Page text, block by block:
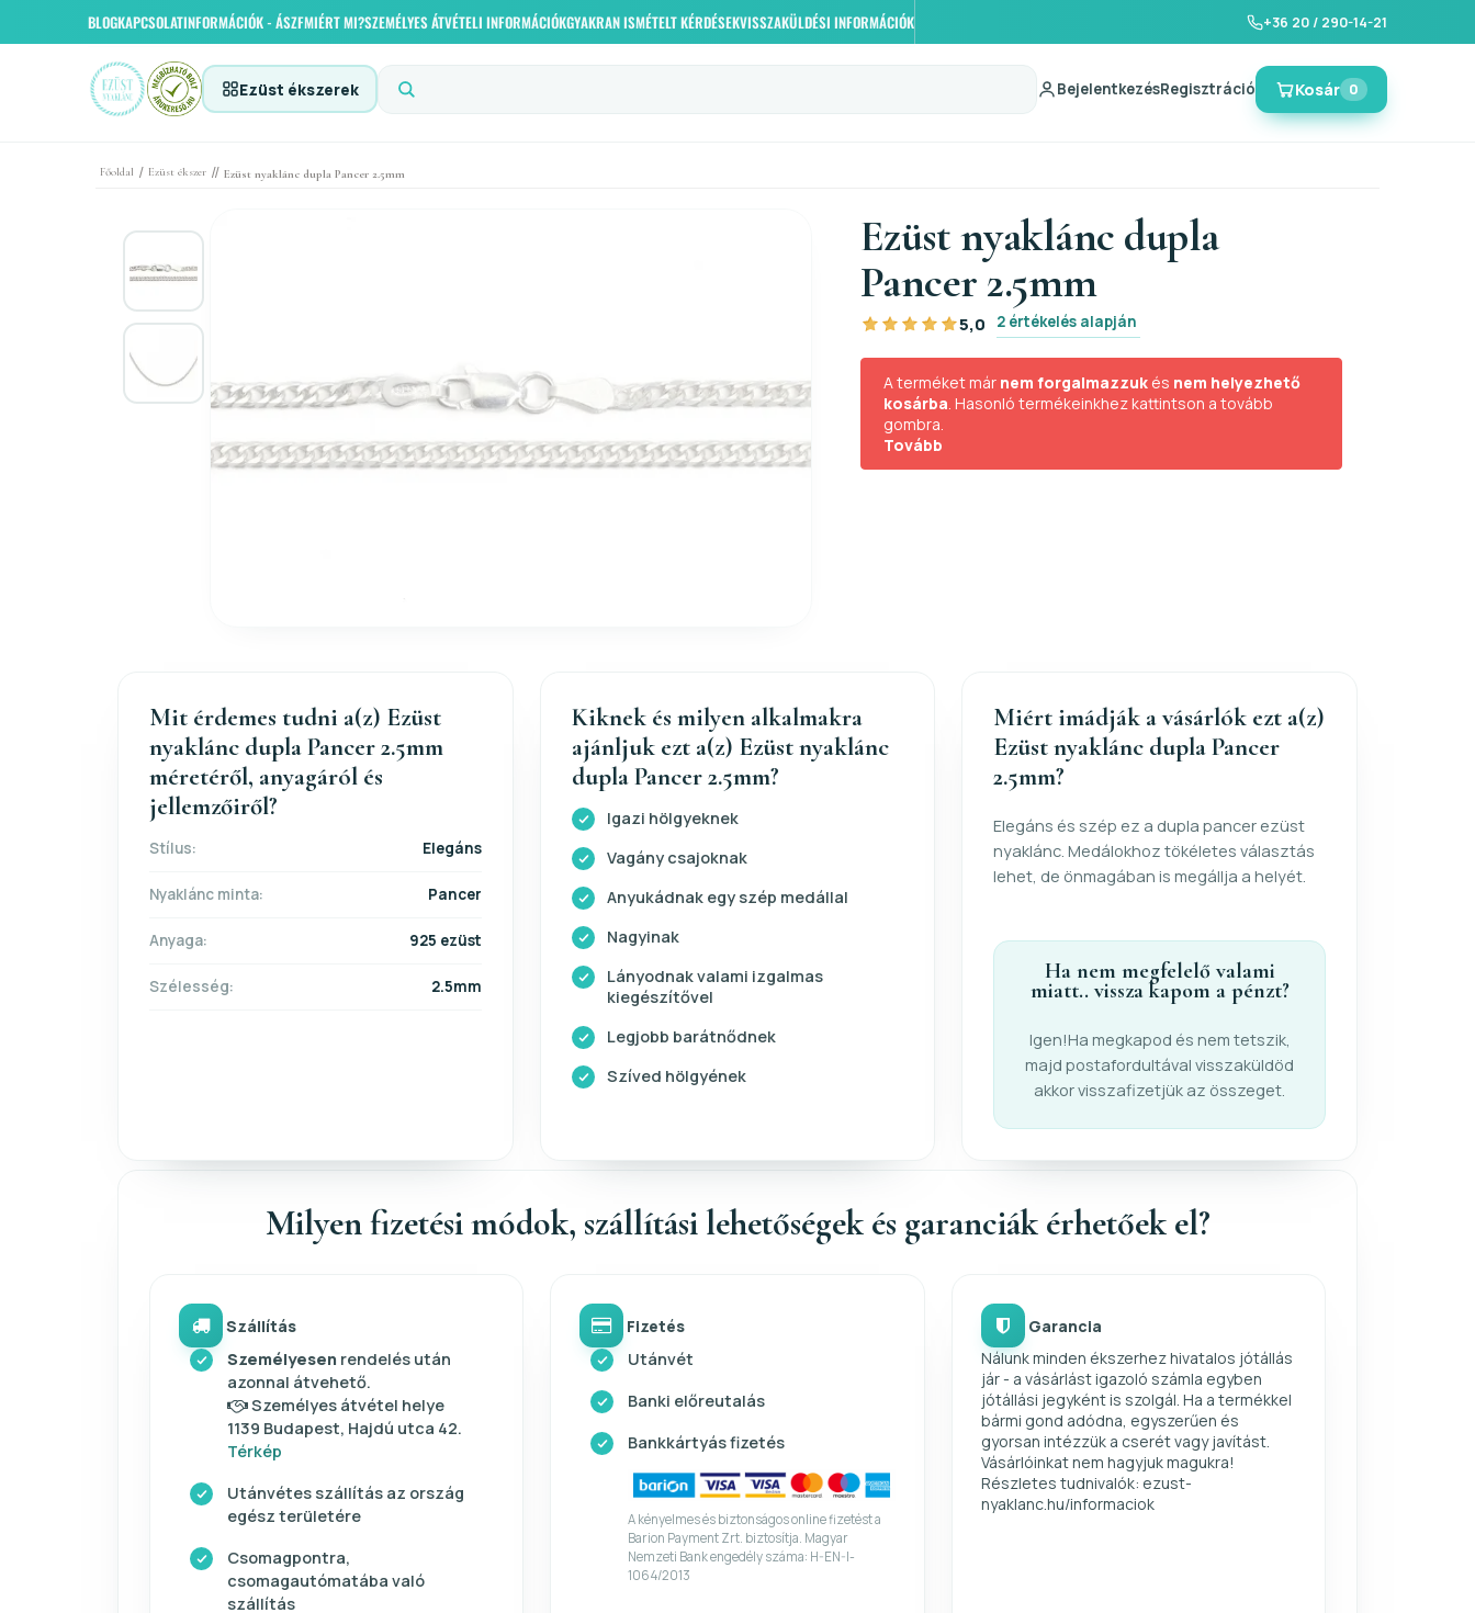
BLOGKAPCSOLATINFORMÁCIÓK - ÁSZFMIÉRT MI?SZEMÉLYES ÁTVÉTELI INFORMÁCIÓKGYAKRAN ISMÉTELT KÉRDÉSEKVISSZAKÜLDÉSI INFORMÁCIÓK +36 20 / 290-14-21
Ezüst ékszerek BejelentkezésRegisztráció Kosár 0
Főoldal / Ezüst ékszer // Ezüst nyaklánc dupla Pancer 2.5mm
Ezüst nyaklánc dupla
Pancer 2.5mm
5,0 2 értékelés alapján
A terméket már nem forgalmazzukés nem helyezhető
kosárba. Hasonló termékeinkhez kattintson a tovább
gombra.
Tovább
Mit érdemes tudni a(z) Ezüst
nyaklánc dupla Pancer 2.5mm
méretéről, anyagáról és
jellemzőiről?
Stílus: Elegáns
Nyaklánc minta: Pancer
Anyaga: 925 ezüst
Szélesség: 2.5mm
Kiknek és milyen alkalmakra
ajánljuk ezt a(z) Ezüst nyaklánc
dupla Pancer 2.5mm?
Igazi hölgyeknek
Vagány csajoknak
Anyukádnak egy szép medállal
Nagyinak
Lányodnak valami izgalmas
kiegészítővel
Legjobb barátnődnek
Szíved hölgyének
Miért imádják a vásárlók ezt a(z)
Ezüst nyaklánc dupla Pancer
2.5mm?
Elegáns és szép ez a dupla pancer ezüst
nyaklánc. Medálokhoz tökéletes választás
lehet, de önmagában is megállja a helyét.
Ha nem megfelelő valami
miatt.. vissza kapom a pénzt?
Igen!Ha megkapod és nem tetszik,
majd postafordultával visszaküldöd
akkor visszafizetjük az összeget.
Milyen fizetési módok, szállítási lehetőségek és garanciák érhetőek el?
Szállítás
Személyesen rendelés után
azonnal átvehető.
Személyes átvétel helye
1139 Budapest, Hajdú utca 42.
Térkép
Utánvétes szállítás az ország
egész területére
Csomagpontra,
csomagautómatába való
szállítás
Fizetés
Utánvét
Banki előreutalás
Bankkártyás fizetés
A kényelmes és biztonságos online fizetést a
Barion Payment Zrt. biztosítja. Magyar
Nemzeti Bank engedély száma: H-EN-I-
1064/2013
Garancia
Nálunk minden ékszerhez hivatalos jótállás
jár - a vásárlást igazoló számla egyben
jótállási jegyként is szolgál. Ha a termékkel
bármi gond adódna, egyszerűen és
gyorsan intézzük a cserét vagy javítást.
Vásárlóinkat nem hagyjuk magukra!
Részletes tudnivalók: ezust-
nyaklanc.hu/informaciok